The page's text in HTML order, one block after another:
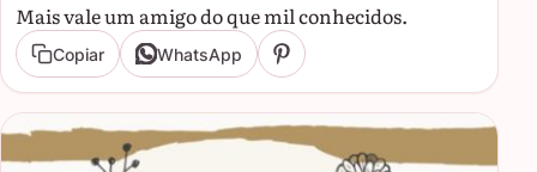
Mais vale um amigo do que mil conhecidos.
Copiar WhatsApp